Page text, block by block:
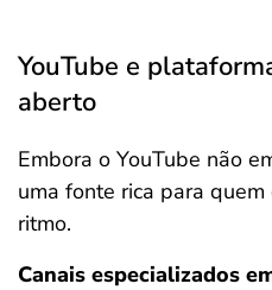
YouTube e
aberto
Embora o YouTube não
uma fonte rica para
ritmo.
Canais especializados